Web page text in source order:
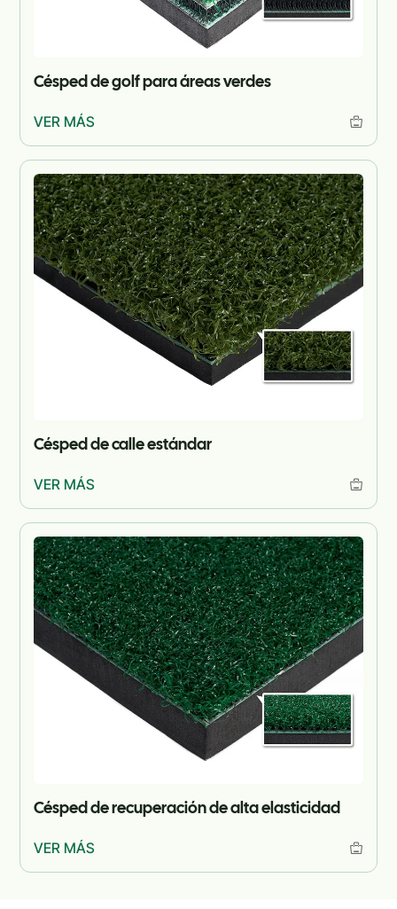
Césped de golf para áreas verdes
VER MÁS
Césped de calle estándar
VER MÁS
Césped de recuperación de alta elasticidad
VER MÁS